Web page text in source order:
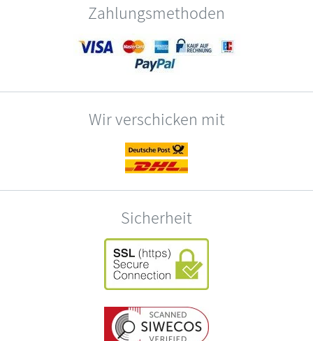
Zahlungsmethoden
Wir verschicken mit
Sicherheit